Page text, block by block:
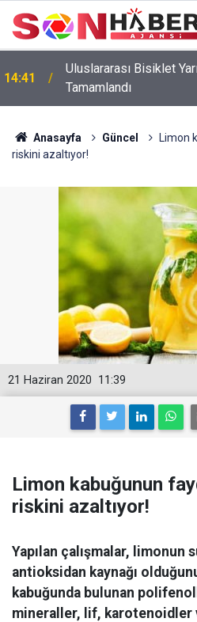
14:41
Uluslararası Bisiklet
Tamamlandı
Anasayfa Güncel
Limon
riskini azaltıyor!
11:39
21 Haziran 2020
Limon kabuğunun
riskini azaltıyor!
Yapılan çalışmalar, limonun
antioksidan kaynağı
kabuğunda bulunan
mineraller, lif, karotenoidler